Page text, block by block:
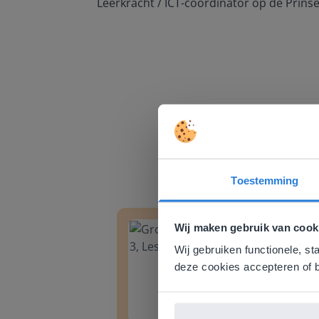
Toestemming
Wij maken gebruik van
Wij gebruiken functionele,
deze cookies accepteren of
Groep 8, Blok 9, Week 3, Les 11Deze
Gezien